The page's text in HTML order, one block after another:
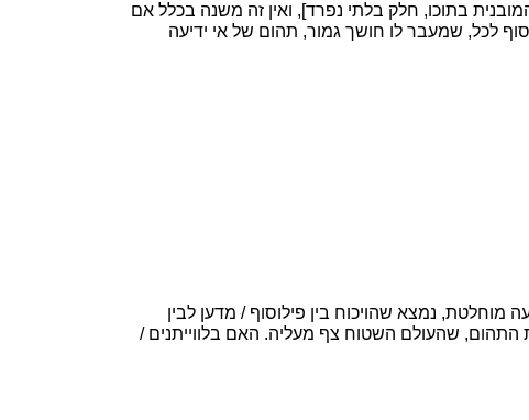
בתוכו, חלק בלתי נפרד], ואין זה משנה בכלל אם
לכל, שמעבר לו חושך גמור, תהום של אי ידיעה
נמצא שהויכוח בין פילוסוף / מדען לבין
שהעולם השטוח צף מעליה. האם בלווייתנים /